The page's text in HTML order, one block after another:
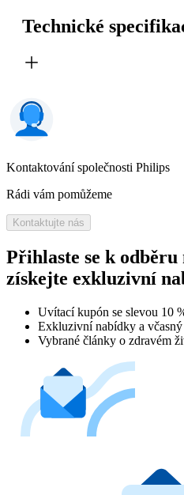
Technické
Kontaktování společnosti Philips
Rádi vám pomůžeme
Kontaktujte nás
Přihlaste se k odběru
získejte exkluzivní
Uvítací kupón se slevou 10
Exkluzivní nabídky a
Vybrané články o zdravém